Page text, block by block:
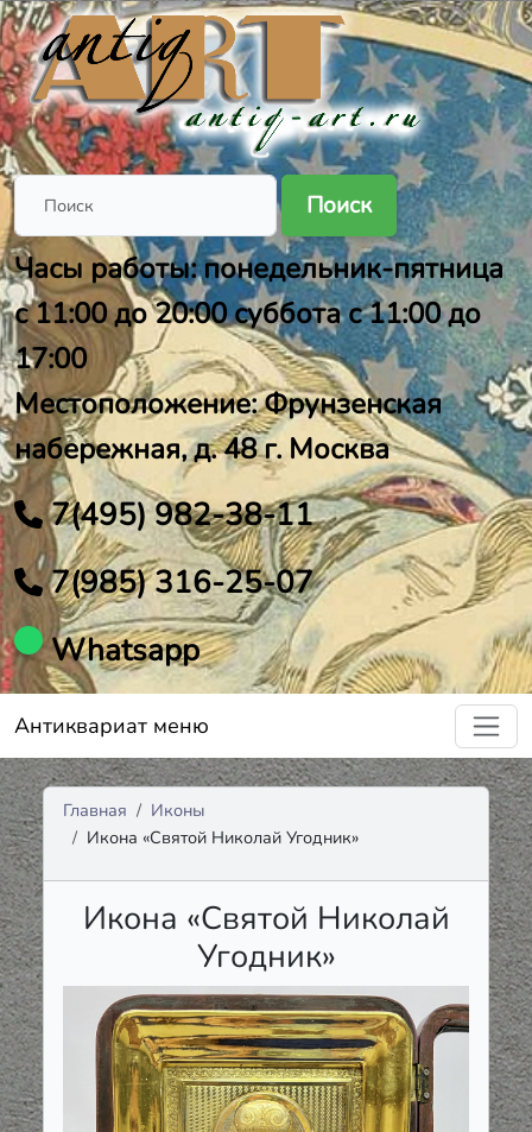
Поиск
Часы работы: понедельник-пятница
с 11:00 до 20:00 суббота с 11:00 до
17:00
Местоположение: Фрунзенская
набережная, д. 48 г. Москва
7(495) 982-38-11
7(985) 316-25-07
Whatsapp
Антиквариат меню
Главная
Иконы
Икона «Святой Николай Угодник»
Икона «Святой Николай
Угодник»